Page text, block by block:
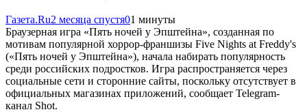
Газета.Ru2 месяца спустя01 минуты
Браузерная игра «Пять ночей у Эпштейна», созданная по
мотивам популярной хоррор-франшизы Five Nights at Freddy's
(«Пять ночей у Эпштейна»), начала набирать популярность
среди российских подростков. Игра распространяется через
социальные сети и сторонние сайты, поскольку отсутствует в
официальных магазинах приложений, сообщает Telegram-
канал Shot.